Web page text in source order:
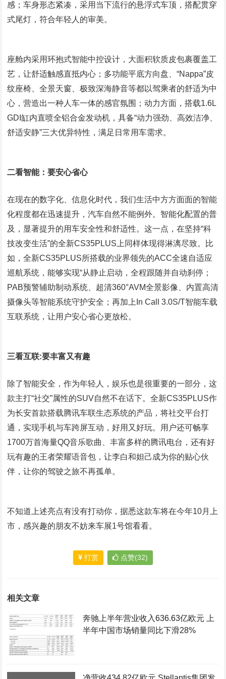
感；车身形态紧凑，采用当下流行的悬浮式车顶，搭配贯穿
式尾灯，符合年轻人的审美。
座舱内采用环抱式智能中控设计，大面积软质皮包裹覆盖工
艺，让舒适触感直抵内心；多功能平底方向盘、“Nappa”皮
纹座椅、全景天窗、极致深海静音等都以驾乘者的舒适为中
心，营造出一种人车一体的感官氛围；动力方面，搭载1.6L
GDI缸内直喷全铝合金发动机，具备“动力强劲、高效洁净、
舒适安静”三大优异特性，满足日常用车需求。
二看智能：要安心省心
在现在的数字化、信息化时代，我们生活中方方面面的智能
化程度都在迅速提升，汽车自然不能例外。智能化配置的普
及，显著提升的用车安全性和舒适性。这一点，在坚持“科
技改变生活”的全新CS35PLUS上同样体现得淋漓尽致。比
如，全新CS35PLUS所搭载的业界领先的ACC全速自适应
巡航系统，能够实现“从静止启动，全程跟随并自动刹停；
PAB预警辅助制动系统、超清360°AVM全景影像、内置高清
摄像头等智能系统守护安全；再加上In Call 3.0S/T智能车载
互联系统，让用户安心省心更放松。
三看互联:要丰富又有趣
除了智能安全，作为年轻人，娱乐也是很重要的一部分，这
款主打“社交”属性的SUV自然不在话下。全新CS35PLUS作
为长安首款搭载腾讯车联生态系统的产品，将社交平台打
通，实现手机与车跨屏互动，好用又好玩。用户还可畅享
1700万首海量QQ音乐歌曲、丰富多样的腾讯电台，还有好
玩有趣的王者荣耀语音包，让李白和妲己成为你的贴心伙
伴，让你的驾驶之旅不再孤单。
不知道上述亮点有没有打动你，据悉这款车将在今年10月上
市，感兴趣的朋友不妨来车展1号馆看看。
打赏 点赞(32)
相关文章
奔驰上半年营业收入636.63亿欧元 上
半年中国市场销量同比下滑28%